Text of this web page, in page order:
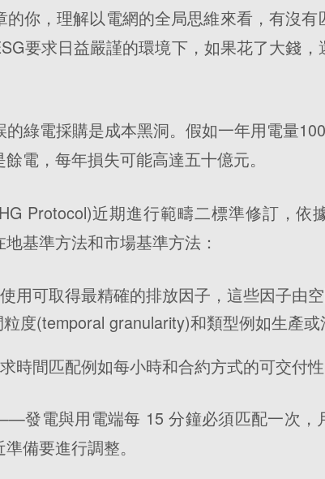
你，理解以電網的全局思維來看，有沒
要求日益嚴謹的環境下，如果花了大錢
綠電採購是成本黑洞。假如一年用電量
電，每年損失可能高達五十億元。
Protocol)近期進行範疇二標準修訂，依
基準方法和市場基準方法：
用可取得最精確的排放因子，這些因子由
度(temporal granularity)和類型例如生產或
時間匹配例如每小時和合約方式的可交付性
發電與用電端每 15 分鐘必須匹配一次，
備要進行調整。